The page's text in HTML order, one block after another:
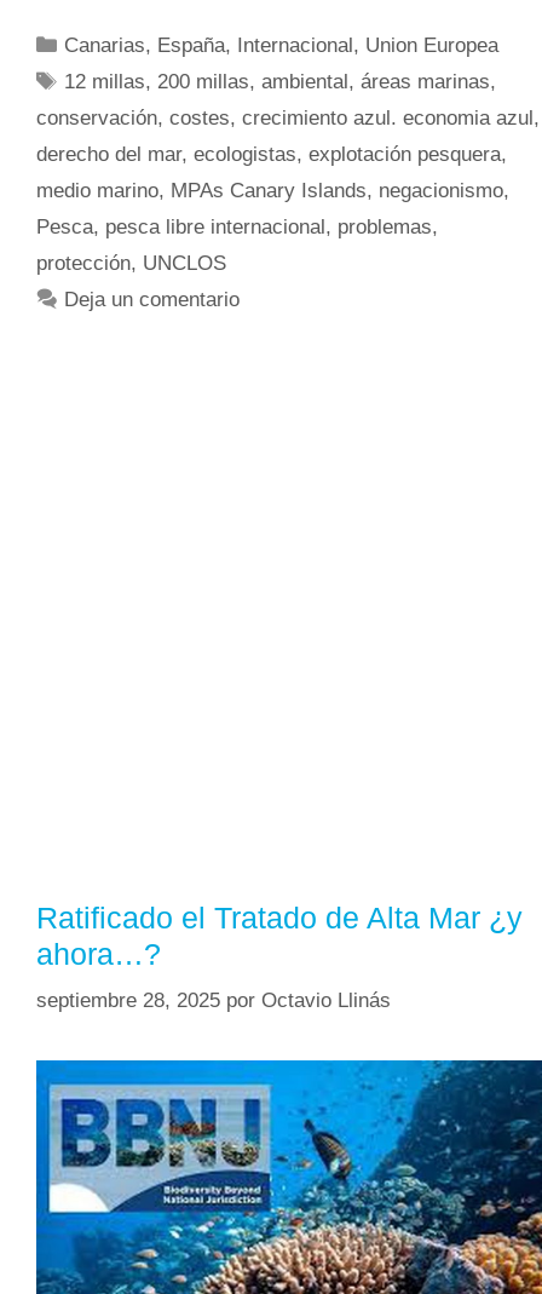
Canarias, España, Internacional , Union Europea
12 millas,200 millas,ambiental ,áreas marinas,
conservación, costes, crecimiento azul. economia azul ,
derecho del mar, ecologistas, explotación pesquera,
medio marino, MPAs Canary Islands, negacionismo,
Pesca, pesca libre internacional , problemas,
protección, UNCLOS
Deja un comentario
Ratificado el Tratado de Alta Mar ¿y
ahora…?
septiembre 28, 2025 por Octavio Llinás